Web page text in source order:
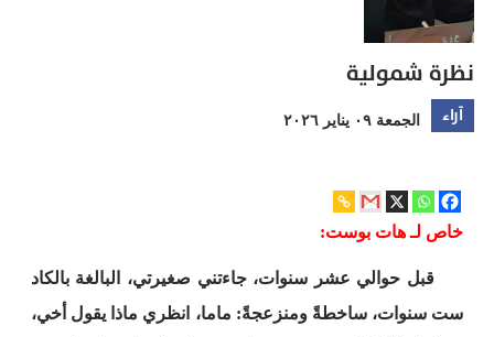
نظرة شمولية
آراء الجمعة ٠٩ يناير ٢٠٢٦
خاص لـ هات بوست:
قبل حوالي عشر سنوات، جاءتني صغيرتي، البالغة بالكاد
ست سنوات، ساخطةً ومنزعجةً: ماما، انظري ماذا يقول أخي،